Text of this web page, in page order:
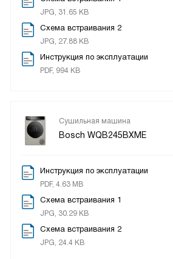
JPG, 31.65 KB
Схема встраивания 2
JPG, 27.88 KB
Инструкция по эксплуатации
PDF, 994 KB
Сушильная машина
Bosch WQB245BXME
Инструкция по эксплуатации
PDF, 4.63 MB
Схема встраивания 1
JPG, 30.29 KB
Схема встраивания 2
JPG, 24.4 KB